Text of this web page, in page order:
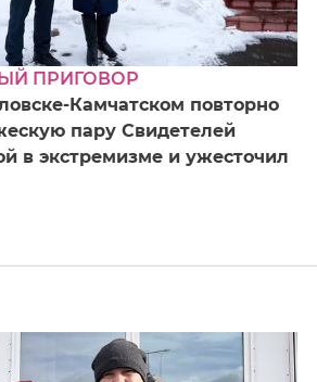
ПРИГОВОР
Камчатском повторно
пару Свидетелей
в экстремизме и ужесточил